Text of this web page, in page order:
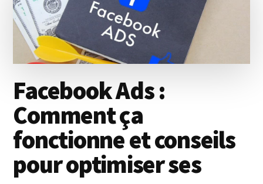
comparatif
des
meilleurs
outils
Facebook Ads :
Comment ça
fonctionne et conseils
pour optimiser ses